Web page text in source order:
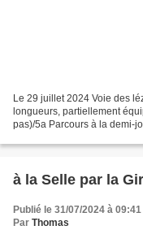
Le 29 juillet 2024 Voie des
longueurs, partiellement
pas)/5a Parcours à la demi-
à la Selle par la
Publié le 31/07/2024 à 09:41
Par Thomas